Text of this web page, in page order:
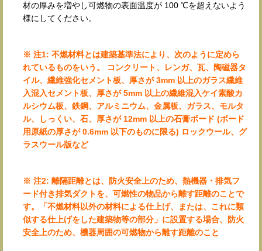
材の厚みを増やし可燃物の表面温度が 100 ℃を超えないよう
様にしてください。
※ 注1: 不燃材料とは建築基準法により、次のように定めら
れているものをいう。 コンクリート、レンガ、瓦、陶磁器タ
イル、繊維強化セメント板、厚さが 3mm 以上のガラス繊維
入混入セメント板、厚さが 5mm 以上の繊維混入ケイ素酸カ
ルシウム板、鉄鋼、アルミニウム、金属板、ガラス、モルタ
ル、しっくい、石、厚さが 12mm 以上の石膏ボード (ボード
用原紙の厚さが 0.6mm 以下のものに限る) ロックウール、グ
ラスウール版など
※ 注2: 離隔距離とは、防火安全上のため、熱機器・排気フ
ード付き排気ダクトを、可燃性の物品から離す距離のことで
す。「不燃材料以外の材料による仕上げ、または、これに類
似する仕上げをした建築物等の部分」に設置する場合、防火
安全上のため、機器周囲の可燃物から離す距離のこと